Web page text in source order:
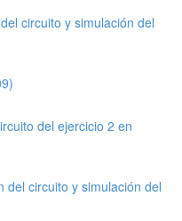
circuito y simulación del
del ejercicio 2 en
del circuito y simulación del